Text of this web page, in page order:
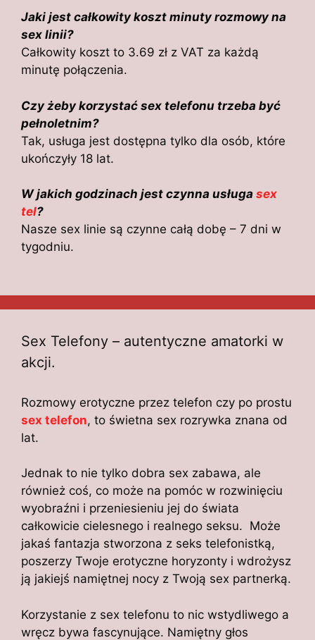
Jaki jest całkowity koszt minuty rozmowy na
sex linii?
Całkowity koszt to 3.69 zł z VAT za każdą
minutę połączenia.
Czy żeby korzystać sex telefonu trzeba być
pełnoletnim?
Tak, usługa jest dostępna tylko dla osób, które
ukończyły 18 lat.
W jakich godzinach jest czynna usługa sex
tel?
Nasze sex linie są czynne całą dobę – 7 dni w
tygodniu.
Sex Telefony – autentyczne amatorki w
akcji.
Rozmowy erotyczne przez telefon czy po prostu
sex telefon, to świetna sex rozrywka znana od
lat.
Jednak to nie tylko dobra sex zabawa, ale
również coś, co może na pomóc w rozwinięciu
wyobraźni i przeniesieniu jej do świata
całkowicie cielesnego i realnego seksu. Może
jakaś fantazja stworzona z seks telefonistką,
poszerzy Twoje erotyczne horyzonty i wdrożysz
ją jakiejś namiętnej nocy z Twoją sex partnerką.
Korzystanie z sex telefonu to nic wstydliwego a
wręcz bywa fascynujące. Namiętny głos